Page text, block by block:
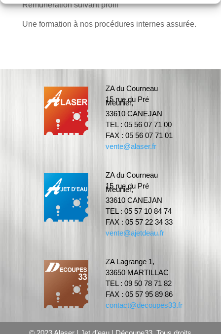
Rémunération suivant profil
Une formation à nos procédures internes assurée.
ZA du Courneau
15 rue du Pré
Meunier,
33610 CANEJAN
TEL : 05 56 07 71 00
FAX : 05 56 07 71 01
vente@alaser.fr
ZA du Courneau
15 rue du Pré
Meunier,
33610 CANEJAN
TEL : 05 57 10 84 74
FAX : 05 57 22 34 33
vente@ajetdeau.fr
ZA Lagrange 1,
33650 MARTILLAC
TEL : 09 50 78 71 82
FAX : 05 57 95 89 86
contact@decoupes33.fr